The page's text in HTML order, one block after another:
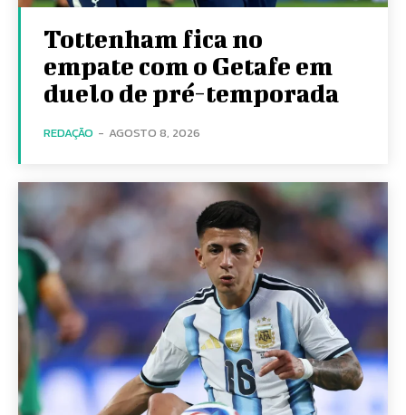
Tottenham fica no
empate com o Getafe em
duelo de pré-temporada
REDAÇÃO - AGOSTO 8, 2026